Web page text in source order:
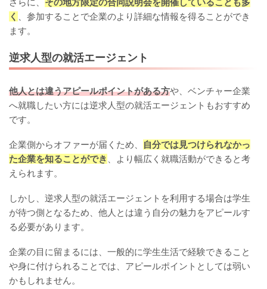
く
、参加することで企業のより詳細な情報を得ることができ
ます。
逆求人型の就活エージェント
他人とは違うアピールポイントがある方や、ベンチャー企業
へ就職したい方には逆求人型の就活エージェントもおすすめ
です。
企業側からオファーが届くため、
自分では見つけられなかっ
た企業を知ることができ
、より幅広く就職活動ができると考
えられます。
しかし、逆求人型の就活エージェントを利用する場合は学生
が待つ側となるため、他人とは違う自分の魅力をアピールす
る必要があります。
企業の目に留まるには、一般的に学生生活で経験できること
や身に付けられることでは、アピールポイントとしては弱い
かもしれません。